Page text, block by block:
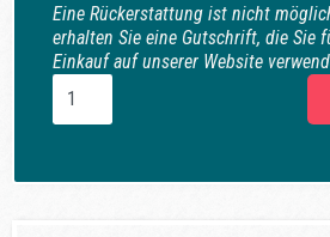
Eine Rückerstattung ist nicht
erhalten Sie eine Gutschrift, die Sie
Einkauf auf unserer Website